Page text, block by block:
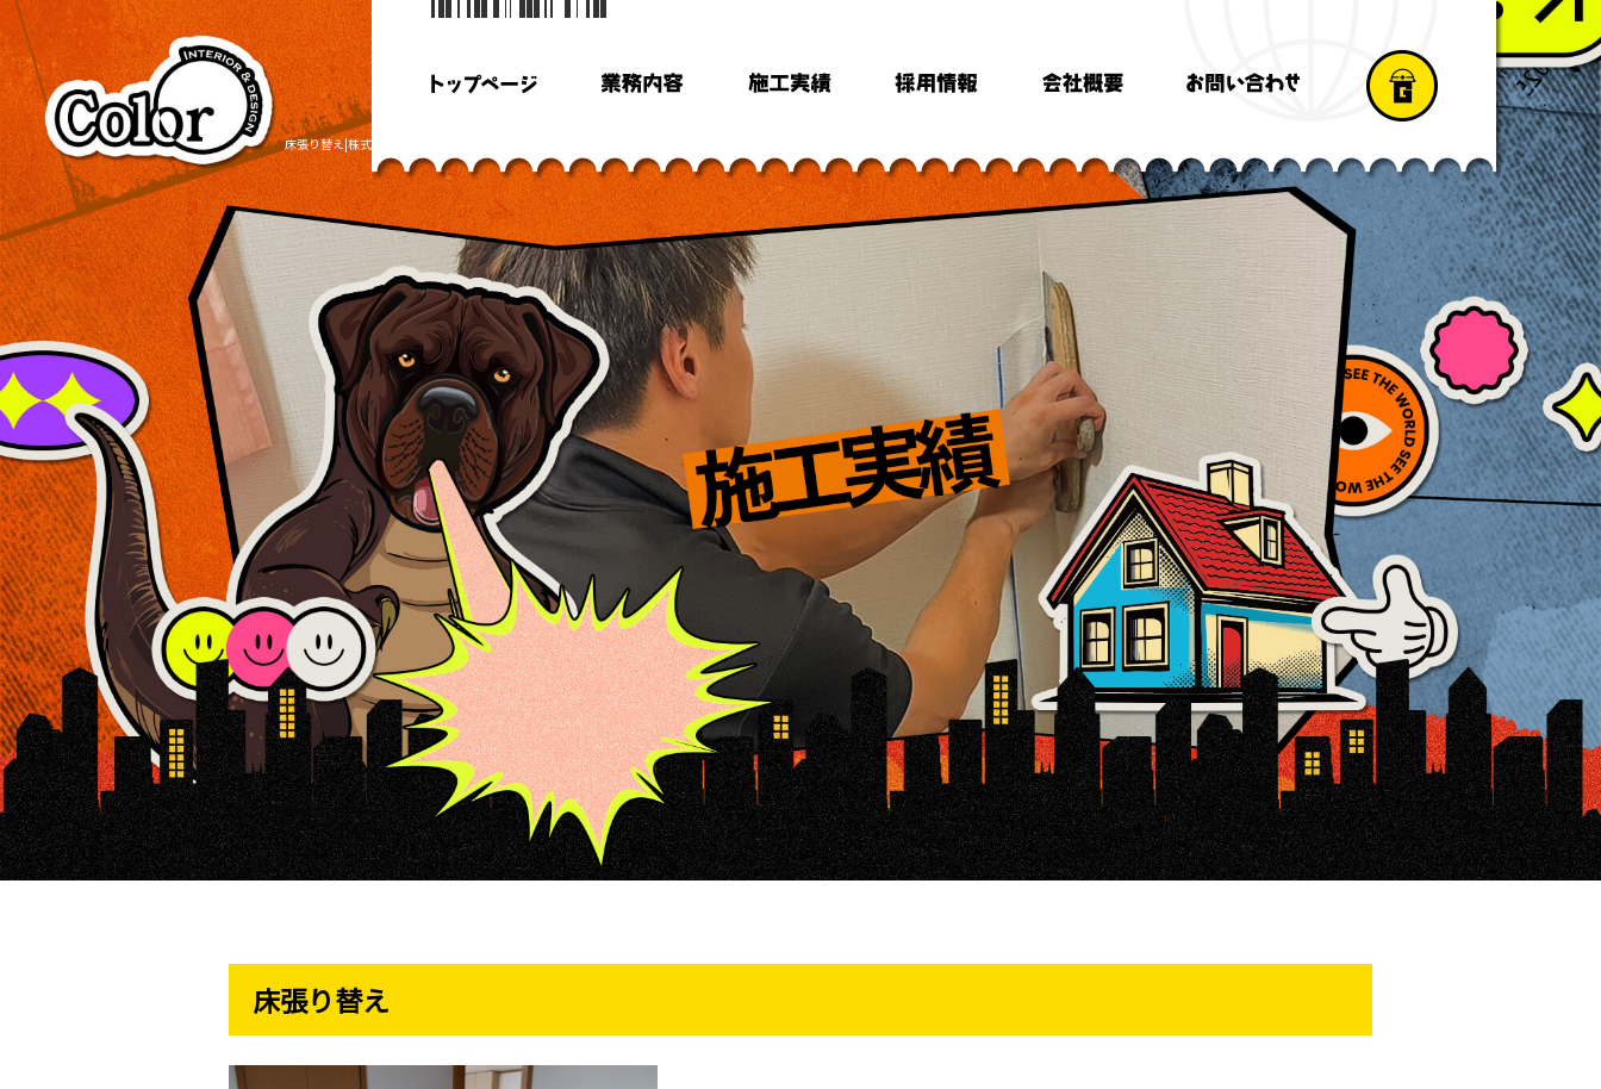
床張り替え|株式会社Color
床張り替え